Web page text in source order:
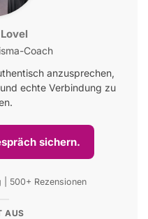
Coach
anzusprechen,
echte Verbindung zu
sichern.
500+ Rezensionen
AUS